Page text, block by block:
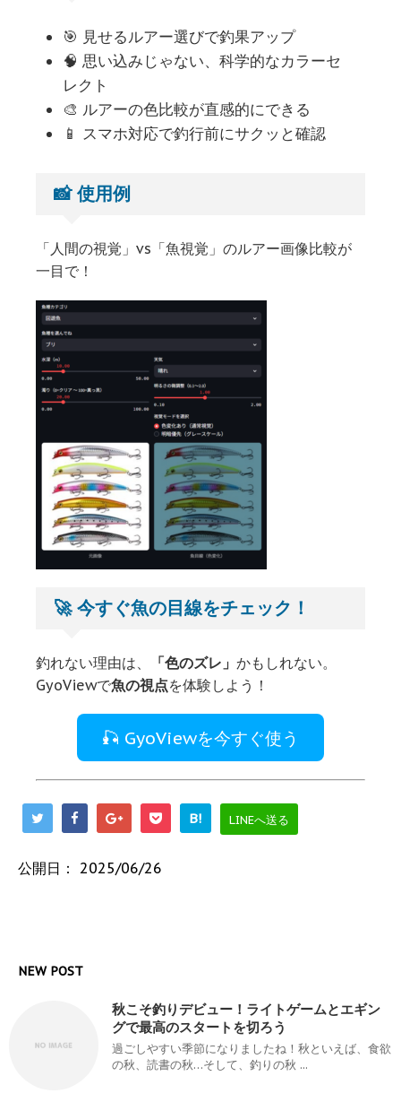
🎯 見せるルアー選びで釣果アップ
🧠 思い込みじゃない、科学的なカラーセ
レクト
🎨 ルアーの色比較が直感的にできる
📱 スマホ対応で釣行前にサクッと確認
📸 使用例
「人間の視覚」vs「魚視覚」のルアー画像比較が
一目で！
🚀 今すぐ魚の目線をチェック！
釣れない理由は、 「色のズレ」 かもしれない。
GyoViewで魚の視点を体験しよう！
🎣 GyoViewを今すぐ使う
B! LINEへ送る
公開日： 2025/06/26
NEW POST
秋こそ釣りデビュー！ライトゲームとエギン
グで最高のスタートを切ろう
過ごしやすい季節になりましたね！秋といえば、食欲
の秋、読書の秋…そして、釣りの秋 ...